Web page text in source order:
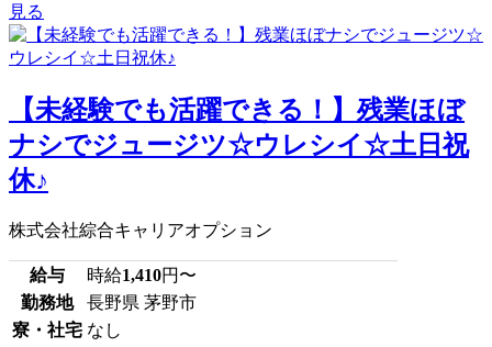
見る
【未経験でも活躍できる！】残業ほぼ
ナシでジュージツ☆ウレシイ☆土日祝
休♪
株式会社綜合キャリアオプション
給与 時給1,410円〜
勤務地
長野県 茅野市
寮・社宅 なし